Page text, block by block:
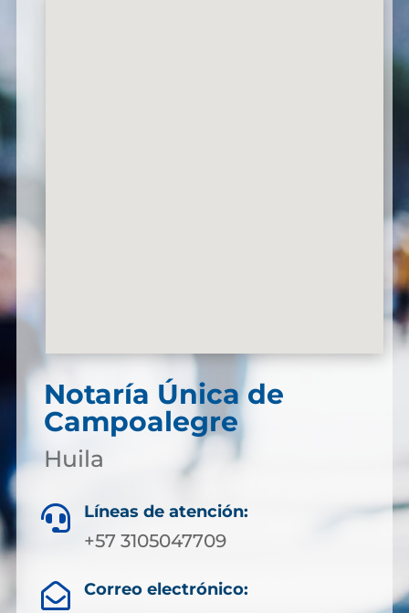
Notaría Única de
Campoalegre
Huila
 Líneas de atención:
+57 3105047709
 Correo electrónico: